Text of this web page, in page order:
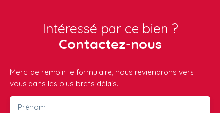
Intéressé par ce bien ?
Contactez-nous
Merci de remplir le formulaire, nous reviendrons vers
vous dans les plus brefs délais.
Prénom